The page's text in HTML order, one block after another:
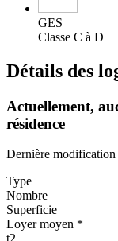
GES
Classe C à D
Détails des
Actuellement,
résidence
Dernière
Type
Nombre
Superficie
Loyer moyen *